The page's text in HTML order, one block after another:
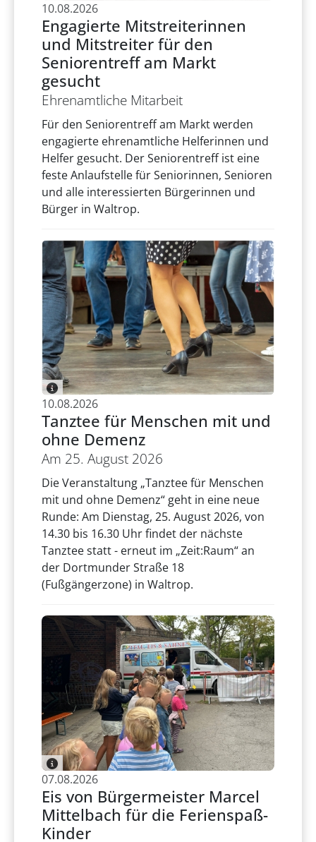
10.08.2026
Engagierte Mitstreiterinnen
und Mitstreiter für den
Seniorentreff am Markt
gesucht
Ehrenamtliche Mitarbeit
Für den Seniorentreff am Markt werden
engagierte ehrenamtliche Helferinnen und
Helfer gesucht. Der Seniorentreff ist eine
feste Anlaufstelle für Seniorinnen, Senioren
und alle interessierten Bürgerinnen und
Bürger in Waltrop.
10.08.2026
Tanztee für Menschen mit und
ohne Demenz
Am 25. August 2026
Die Veranstaltung „Tanztee für Menschen
mit und ohne Demenz“ geht in eine neue
Runde: Am Dienstag, 25. August 2026, von
14.30 bis 16.30 Uhr findet der nächste
Tanztee statt - erneut im „Zeit:Raum“ an
der Dortmunder Straße 18
(Fußgängerzone) in Waltrop.
07.08.2026
Eis von Bürgermeister Marcel
Mittelbach für die Ferienspaß-
Kinder